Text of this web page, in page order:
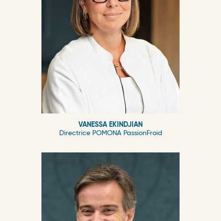
VANESSA EKINDJIAN
Directrice POMONA PassionFroid